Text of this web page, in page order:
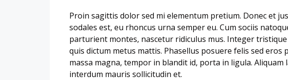
Proin sagittis dolor sed mi elementum pretium. Donec et
sodales est, eu rhoncus urna semper eu. Cum sociis
parturient montes, nascetur ridiculus mus. Integer
quis dictum metus mattis. Phasellus posuere felis sed
massa magna, tempor in blandit id, porta in ligula. Aliquam
interdum mauris sollicitudin et.